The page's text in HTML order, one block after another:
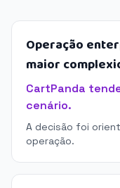
Operação
maior
CartPanda
cenário.
A decisão foi
operação.